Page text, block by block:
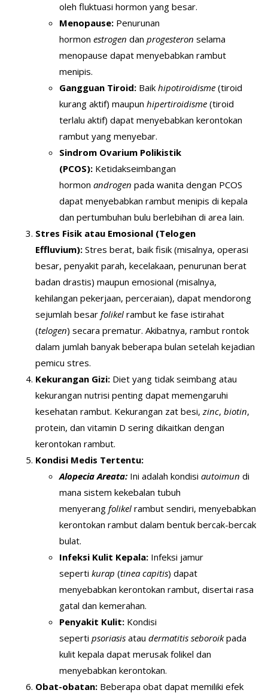
oleh fluktuasi hormon yang besar.
Menopause:Penurunan
hormon estrogen dan progesteron selama
menopause dapat menyebabkan rambut
menipis.
Gangguan Tiroid:Baik hipotiroidisme(tiroid
kurang aktif) maupun hipertiroidisme(tiroid
terlalu aktif) dapat menyebabkan kerontokan
rambut yang menyebar.
Sindrom Ovarium Polikistik
(PCOS):Ketidakseimbangan
hormon androgen pada wanita dengan PCOS
dapat menyebabkan rambut menipis di kepala
dan pertumbuhan bulu berlebihan di area lain.
Stres Fisik atau Emosional (Telogen
Effluvium):Stres berat, baik fisik (misalnya, operasi
besar, penyakit parah, kecelakaan, penurunan berat
badan drastis) maupun emosional (misalnya,
kehilangan pekerjaan, perceraian), dapat mendorong
sejumlah besar folikelrambut ke fase istirahat
(telogen) secara prematur. Akibatnya, rambut rontok
dalam jumlah banyak beberapa bulan setelah kejadian
pemicu stres.
Kekurangan Gizi:Diet yang tidak seimbang atau
kekurangan nutrisi penting dapat memengaruhi
kesehatan rambut. Kekurangan zat besi,zinc, biotin,
protein, dan vitamin D sering dikaitkan dengan
kerontokan rambut.
Kondisi Medis Tertentu:
Alopecia Areata:Ini adalah kondisi autoimun di
mana sistem kekebalan tubuh
menyerang folikelrambut sendiri, menyebabkan
kerontokan rambut dalam bentuk bercak-bercak
bulat.
Infeksi Kulit Kepala:Infeksi jamur
seperti kurap (tinea capitis) dapat
menyebabkan kerontokan rambut, disertai rasa
gatal dan kemerahan.
Penyakit Kulit:Kondisi
seperti psoriasisatau dermatitis seboroikpada
kulit kepala dapat merusak folikel dan
menyebabkan kerontokan.
Obat-obatan:Beberapa obat dapat memiliki efek